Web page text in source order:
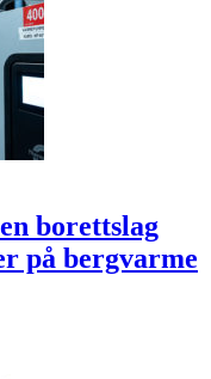
borettslag
på bergvarme